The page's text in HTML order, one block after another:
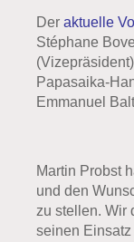
Der aktuelle
Stéphane
Papasaika-
Emmanuel
Martin Probst
und den
zu stellen. Wir
seinen